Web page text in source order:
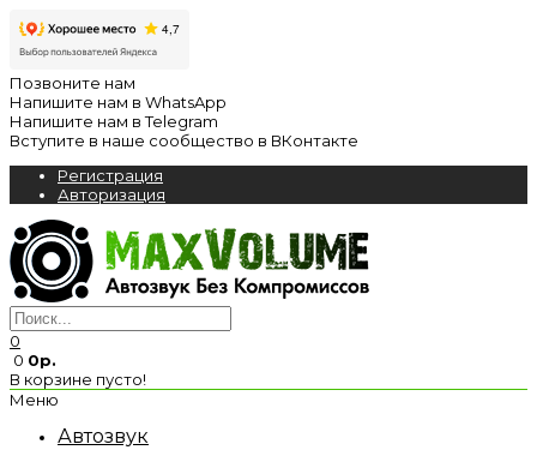
Позвоните нам
Напишите нам в WhatsApp
Напишите нам в Telegram
Вступите в наше сообщество в ВКонтакте
Регистрация
Авторизация
0
0 0р.
В корзине пусто!
Меню
Автозвук